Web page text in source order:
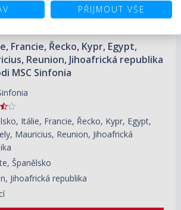
Francie, Řecko, Kypr, Egypt,
Reunion, Jihoafrická republika
MSC Sinfonia
Itálie, Francie, Řecko, Kypr, Egypt,
Mauricius, Reunion, Jihoafrická
Španělsko
Jihoafrická republika
PŘIJMOUT VŠE